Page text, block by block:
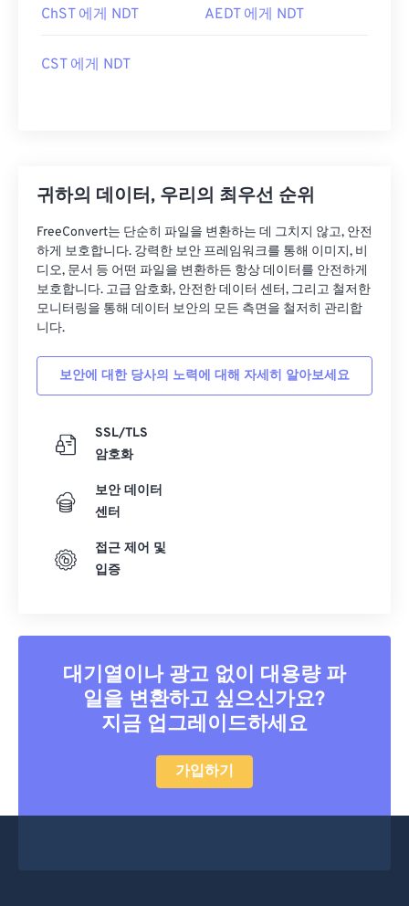
ChST 에게 NDT AEDT 에게 NDT
CST 에게 NDT
귀하의 데이터, 우리의 최우선 순위
FreeConvert는 단순히 파일을 변환하는 데 그치지 않고, 안전
하게 보호합니다. 강력한 보안 프레임워크를 통해 이미지, 비
디오, 문서 등 어떤 파일을 변환하든 항상 데이터를 안전하게
보호합니다. 고급 암호화, 안전한 데이터 센터, 그리고 철저한
모니터링을 통해 데이터 보안의 모든 측면을 철저히 관리합
니다.
보안에 대한 당사의 노력에 대해 자세히 알아보세요
SSL/TLS
암호화
보안 데이터
센터
접근 제어 및
입증
대기열이나 광고 없이 대용량 파
일을 변환하고 싶으신가요?
지금 업그레이드하세요
가입하기